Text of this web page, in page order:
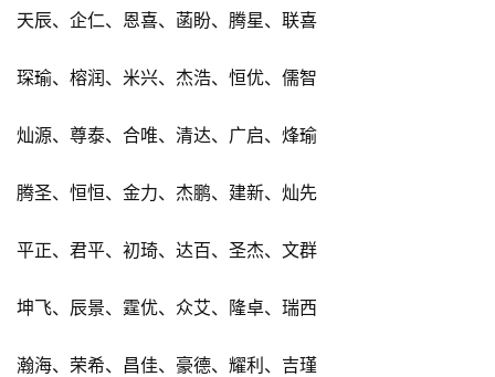
天辰、企仁、恩喜、菡盼、腾星、联喜
琛瑜、榕润、米兴、杰浩、恒优、儒智
灿源、尊泰、合唯、清达、广启、烽瑜
腾圣、恒恒、金力、杰鹏、建新、灿先
平正、君平、初琦、达百、圣杰、文群
坤飞、辰景、霆优、众艾、隆卓、瑞西
瀚海、荣希、昌佳、豪德、耀利、吉瑾